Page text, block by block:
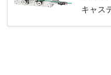
キャス